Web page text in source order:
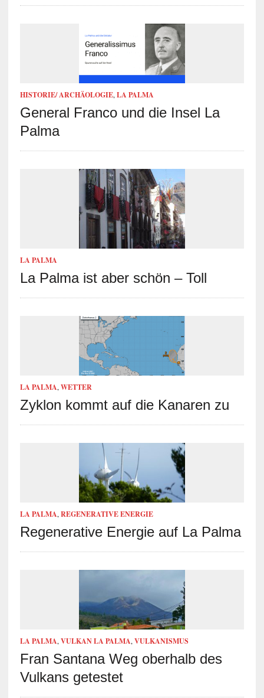
HISTORIE/ ARCHÄOLOGIE, LA PALMA
General Franco und die Insel La
Palma
LA PALMA
La Palma ist aber schön – Toll
LA PALMA, WETTER
Zyklon kommt auf die Kanaren zu
LA PALMA,REGENERATIVE ENERGIE
Regenerative Energie auf La Palma
LA PALMA,VULKAN LA PALMA,VULKANISMUS
Fran Santana Weg oberhalb des
Vulkans getestet